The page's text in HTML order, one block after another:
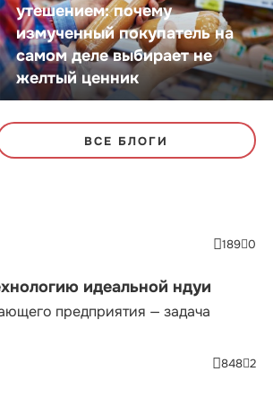
утешением: почему
измученный покупатель на
самом деле выбирает не
желтый ценник
ВСЕ БЛОГИ
189 0
идеальной ндуи
предприятия — задача
848 2